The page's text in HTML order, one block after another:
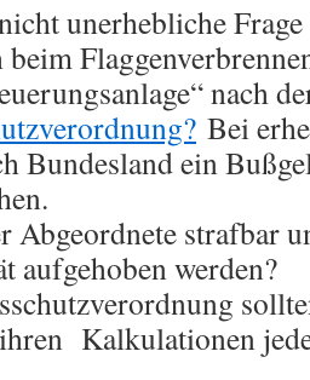
unerhebliche
nach
Bei
Bundesland ein
Abgeordnete strafbar
aufgehoben werden?
Kalkulationen